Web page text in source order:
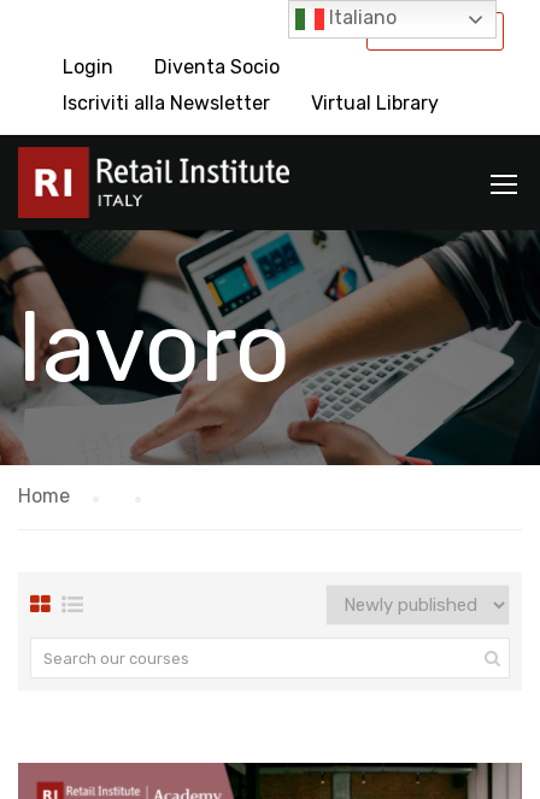
International
Login
Diventa Socio
Iscriviti alla Newsletter
Virtual Library
lavoro
Home
Italiano